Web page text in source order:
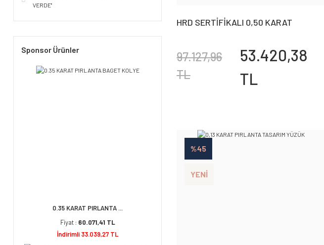
VERDE''
Sponsor Ürünler
0.35 KARAT PIRLANTA ...
Fiyat : 60.071,41 TL
İndirimli 33.039,27 TL
HRD SERTİFİKALI 0,50 KARAT
97.127,96
TL
53.420,38
TL
%45
YENİ